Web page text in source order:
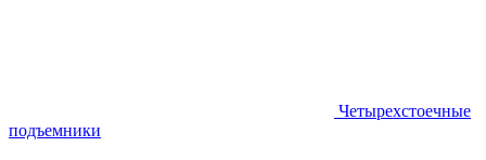
Четырехстоечные
подъемники